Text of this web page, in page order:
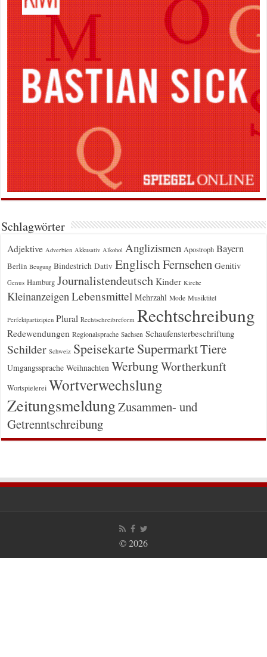
Schlagwörter
Adjektive Adverbien Akkusativ Alkohol Anglizismen Apostroph Bayern
Berlin Beugung Bindestrich Dativ EnglischFernsehen Genitiv
Genus Hamburg Journalistendeutsch Kinder Kirche
KleinanzeigenLebensmittel Mehrzahl Mode Musiktitel
Perfektpartizipien Plural Rechtschreibreform Rechtschreibung
Redewendungen Regionalsprache Sachsen Schaufensterbeschriftung
Schilder Schweiz Speisekarte SupermarktTiere
Umgangssprache Weihnachten WerbungWortherkunft
Wortspielerei Wortverwechslung
ZeitungsmeldungZusammen- und
Getrenntschreibung
© 2026